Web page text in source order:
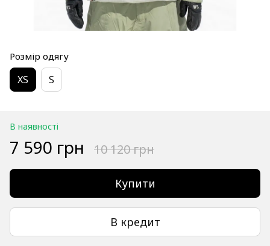
Розмір одягу
XS S
В наявності
7 590 грн 10 120 грн
Купити
В кредит